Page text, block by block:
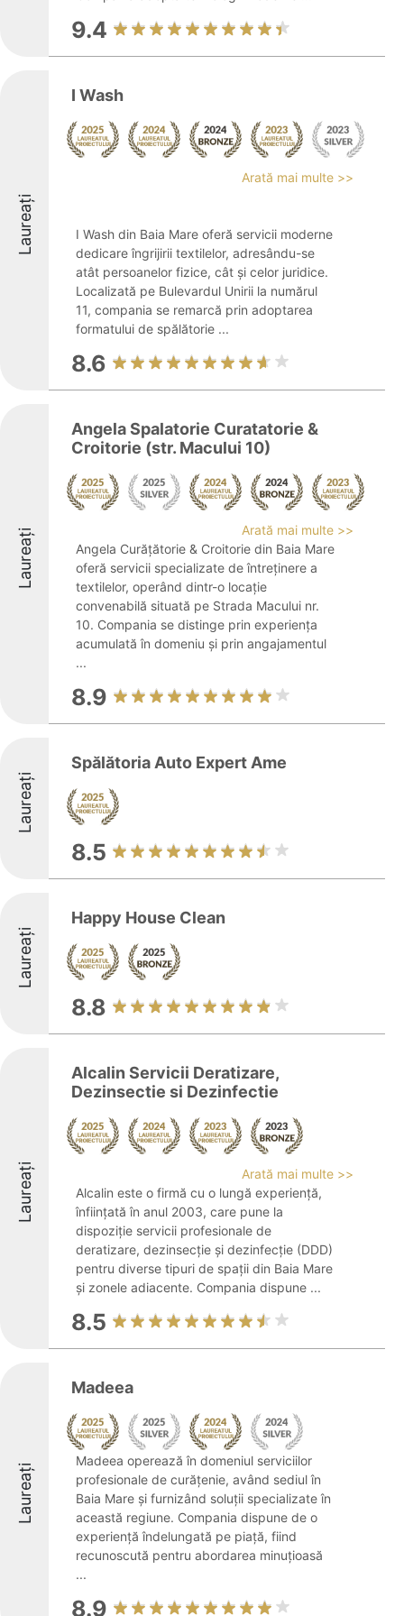
9.4
Laureați
I Wash
Arată mai multe >>
I Wash din Baia Mare oferă servicii moderne
dedicare îngrijirii textilelor, adresându-se
atât persoanelor fizice, cât și celor juridice.
Localizată pe Bulevardul Unirii la numărul
11, compania se remarcă prin adoptarea
formatului de spălătorie ...
8.6
Laureați
Angela Spalatorie Curatatorie &
Croitorie (str. Macului 10)
Arată mai multe >>
Angela Curățătorie & Croitorie din Baia Mare
oferă servicii specializate de întreținere a
textilelor, operând dintr-o locație
convenabilă situată pe Strada Macului nr.
10. Compania se distinge prin experiența
acumulată în domeniu și prin angajamentul
...
8.9
Laureați
Spălătoria Auto Expert Ame
8.5
Laureați
Happy House Clean
8.8
Laureați
Alcalin Servicii Deratizare,
Dezinsectie si Dezinfectie
Arată mai multe >>
Alcalin este o firmă cu o lungă experiență,
înființată în anul 2003, care pune la
dispoziție servicii profesionale de
deratizare, dezinsecție și dezinfecție (DDD)
pentru diverse tipuri de spații din Baia Mare
și zonele adiacente. Compania dispune ...
8.5
Laureați
Madeea
Madeea operează în domeniul serviciilor
profesionale de curățenie, având sediul în
Baia Mare și furnizând soluții specializate în
această regiune. Compania dispune de o
experiență îndelungată pe piață, fiind
recunoscută pentru abordarea minuțioasă
...
8.9